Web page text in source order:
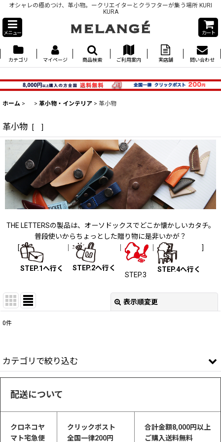
オシャレの極めつけ、革小物。ークリエイターとクラフターが集う場所 KURI
KURA
メニュー カート
カテゴリ マイページ 商品検索 ご利用案内 実店舗 問い合わせ
ホーム > > 革小物・インテリア > 革小物
革小物 [ ]
THE LETTERSの製品は、オーソドックスでどこか懐かしいカタチ。
普段使いからちょっとした贈り物に是非いかが？
[
STEP.1へ行く STEP.2へ行く
STEP.3
STEP.4へ行く
]
表示順変更
並び順
0件
カテゴリで絞り込む
革小物・インテリア (ALL ITEM)
配送について
クロネコヤ
マト宅急便
クリックポスト
全国一律200円
合計金額8,000円以上
ご購入送料無料